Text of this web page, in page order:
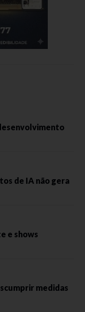
de IA não gera
e shows
medidas